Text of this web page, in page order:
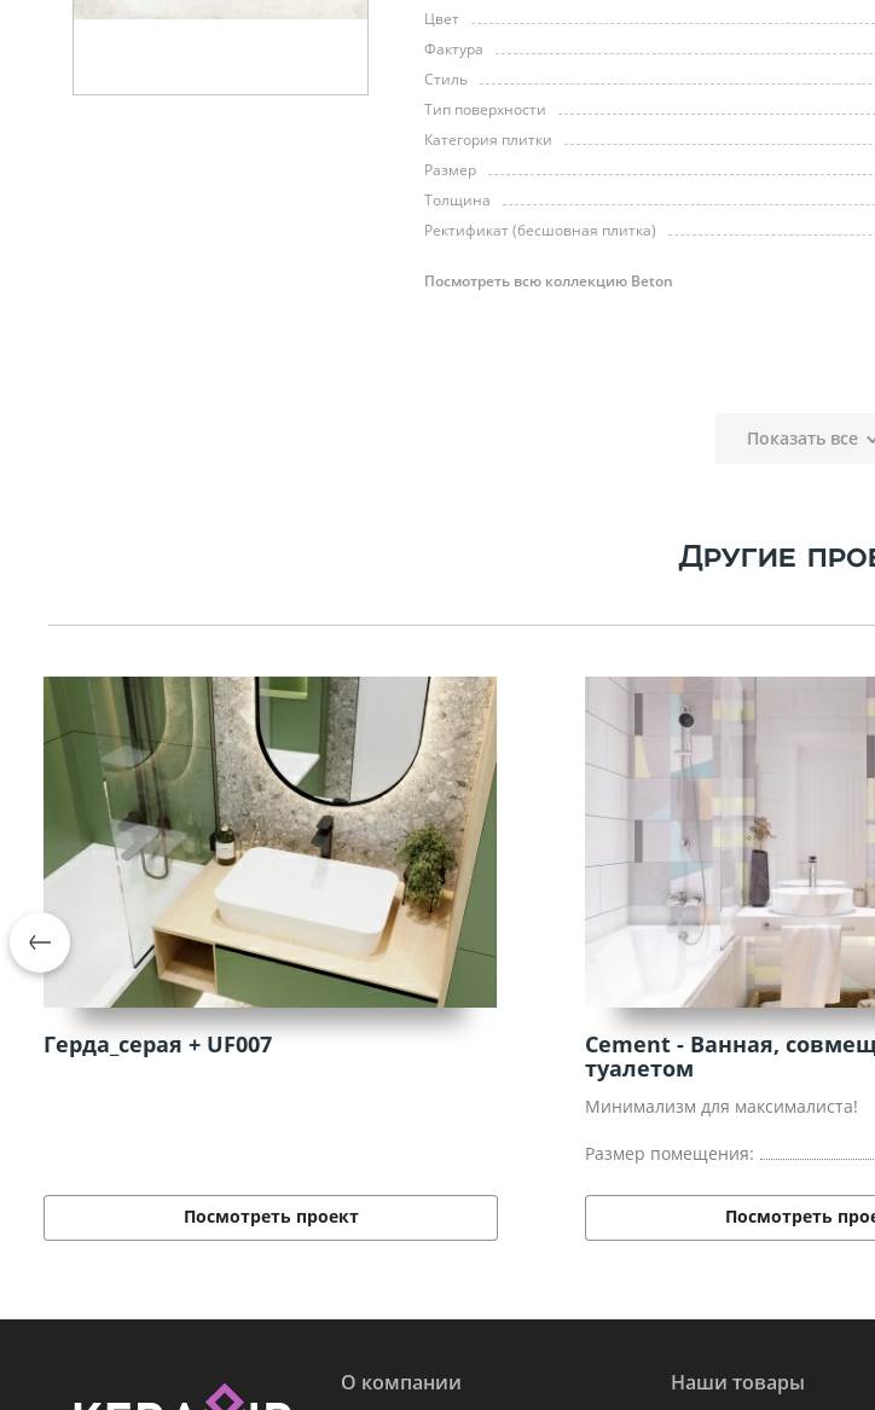
Цвет
Фактура
Стиль
Тип поверхности
Категория плитки
Размер
Толщина
Ректификат (бесшовная плитка)
Посмотреть всю коллекцию Beton
Показать все
Другие
Герда_серая + UF007
Посмотреть проект
Cement - Ванная,
туалетом
Минимализм для максималиста!
Размер помещения:
Посмотреть
О компании Наши товары